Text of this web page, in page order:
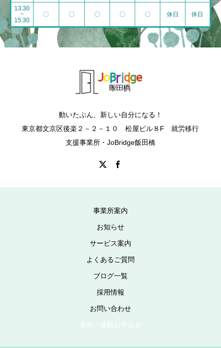
13:30
~
15:30
〇 〇 〇 〇 〇 休日 休日
動いたぶん、新しい自分になる！
東京都文京区後楽２－２－１０ 松屋ビル８F 就労移行
支援事業所・JoBridge飯田橋
事業所案内
お知らせ
サービス案内
よくあるご質問
ブログ一覧
採用情報
お問い合わせ
見学・体験お申込み